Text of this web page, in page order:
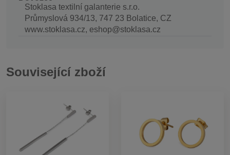
Stoklasa textilní galanterie s.r.o.
Průmyslová 934/13, 747 23 Bolatice, CZ
www.stoklasa.cz, eshop@stoklasa.cz
Související zboží